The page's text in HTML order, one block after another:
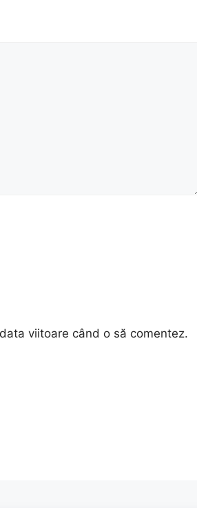
viitoare când o să comentez.